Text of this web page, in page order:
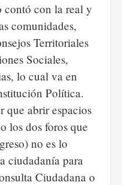
con la real y
comunidades,
Territoriales
Sociales,
lo cual va en
Política.
que abrir espacios
los dos foros que
no es lo
ciudadanía para
Ciudadana o